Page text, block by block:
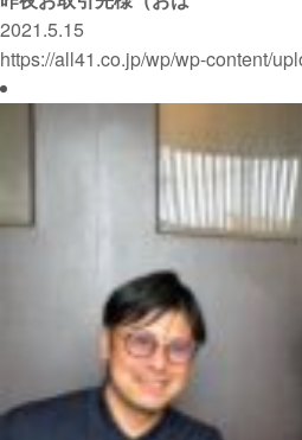
2021.5.15
https://all41.co.jp/wp/wp-content/